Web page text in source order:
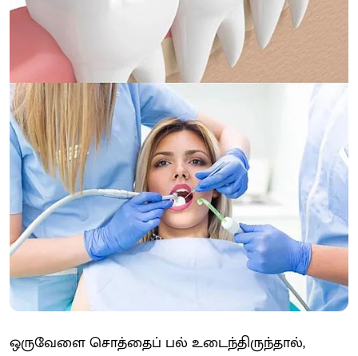
ஒருவேளை சொத்தைப் பல் உடைந்திருந்தால்,